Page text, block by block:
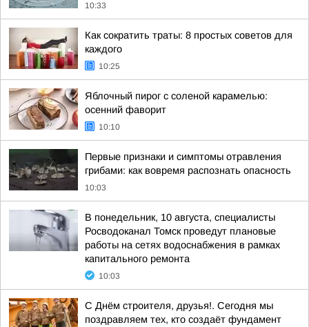
10:33
Как сократить траты: 8 простых советов для
каждого
10:25
Яблочный пирог с соленой карамелью:
осенний фаворит
10:10
Первые признаки и симптомы отравления
грибами: как вовремя распознать опасность
10:03
В понедельник, 10 августа, специалисты
Росводоканал Томск проведут плановые
работы на сетях водоснабжения в рамках
капитального ремонта
10:03
С Днём строителя, друзья!. Сегодня мы
поздравляем тех, кто создаёт фундамент